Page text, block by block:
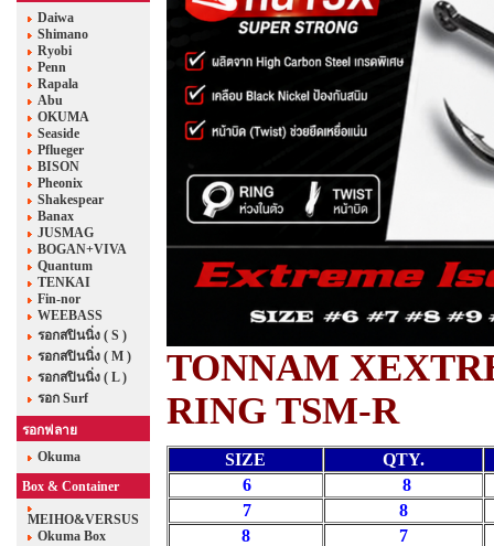
Daiwa
Shimano
Ryobi
Penn
Rapala
Abu
OKUMA
Seaside
Pflueger
BISON
Pheonix
Shakespear
Banax
JUSMAG
BOGAN+VIVA
Quantum
TENKAI
Fin-nor
WEEBASS
รอกสปินนิ่ง ( S )
รอกสปินนิ่ง ( M )
รอกสปินนิ่ง ( L )
รอก Surf
รอกฟลาย
Okuma
Box & Container
MEIHO&VERSUS
Okuma Box
TONNAM
RING TSM-R
SIZE
QTY.
6
8
7
8
8
7